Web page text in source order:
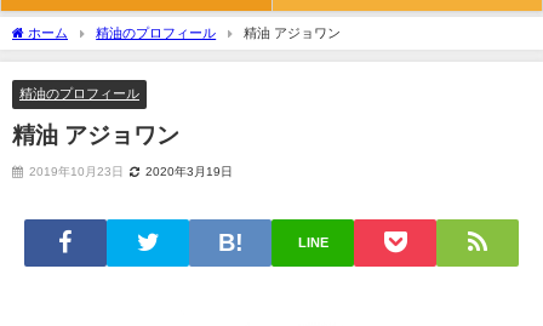
ホーム 精油のプロフィール 精油 アジョワン
精油のプロフィール
精油 アジョワン
2019年10月23日 2020年3月19日
LINE